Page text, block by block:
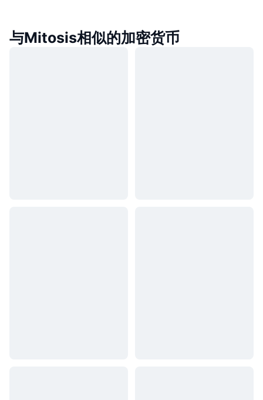
与Mitosis相似的加密货币